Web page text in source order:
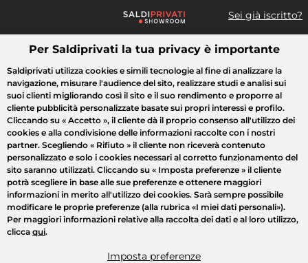
Sei già iscritto?
Cosa cerchi?
Tutte le vendite Moda Casa Bellezza Elettrodomestici
Per Saldiprivati la tua privacy è importante
Saldiprivati utilizza cookies e simili tecnologie al fine di analizzare la
navigazione, misurare l'audience del sito, realizzare studi e analisi sui
suoi clienti migliorando così il sito e il suo rendimento e proporre al
cliente pubblicità personalizzate basate sui propri interessi e profilo.
Cliccando su « Accetto », il cliente dà il proprio consenso all'utilizzo dei
cookies e alla condivisione delle informazioni raccolte con i nostri
partner. Scegliendo « Rifiuto » il cliente non riceverà contenuto
personalizzato e solo i cookies necessari al corretto funzionamento del
sito saranno utilizzati. Cliccando su « Imposta preferenze » il cliente
potrà scegliere in base alle sue preferenze e ottenere maggiori
informazioni in merito all'utilizzo dei cookies. Sarà sempre possibile
modificare le proprie preferenze (alla rubrica «I miei dati personali»).
Per maggiori informazioni relative alla raccolta dei dati e al loro utilizzo,
clicca qui.
Imposta preferenze